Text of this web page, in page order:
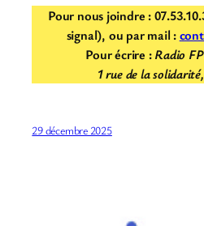
Pour nous joindre :
signal), ou par mail :
Pour écrire :Radio
1 rue de la
29 décembre 2025